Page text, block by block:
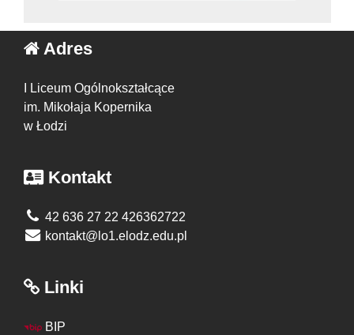
Adres
I Liceum Ogólnokształcące
im. Mikołaja Kopernika
w Łodzi
Kontakt
42 636 27 22 426362722
kontakt@lo1.elodz.edu.pl
Linki
BIP